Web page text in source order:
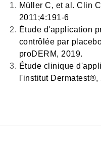
Müller C, et al. Clin
2011;4:191-6
Étude d'application
contrôlée par
proDERM, 2019.
Étude clinique
l'institut Dermatest®,